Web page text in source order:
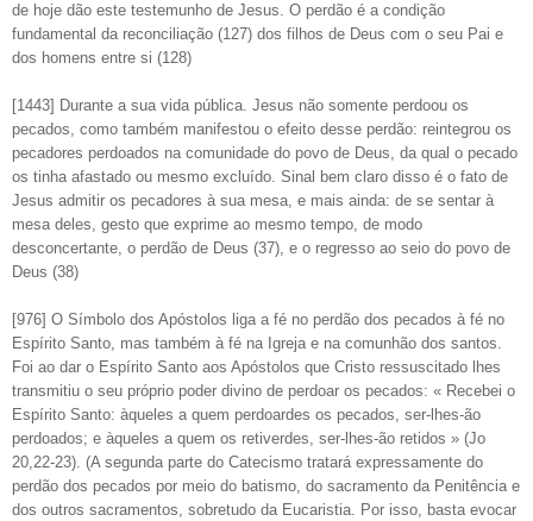
de hoje dão este testemunho de Jesus. O perdão é a condição
fundamental da reconciliação (127) dos filhos de Deus com o seu Pai e
dos homens entre si (128)
[1443] Durante a sua vida pública. Jesus não somente perdoou os
pecados, como também manifestou o efeito desse perdão: reintegrou os
pecadores perdoados na comunidade do povo de Deus, da qual o pecado
os tinha afastado ou mesmo excluído. Sinal bem claro disso é o fato de
Jesus admitir os pecadores à sua mesa, e mais ainda: de se sentar à
mesa deles, gesto que exprime ao mesmo tempo, de modo
desconcertante, o perdão de Deus (37), e o regresso ao seio do povo de
Deus (38)
[976] O Símbolo dos Apóstolos liga a fé no perdão dos pecados à fé no
Espírito Santo, mas também à fé na Igreja e na comunhão dos santos.
Foi ao dar o Espírito Santo aos Apóstolos que Cristo ressuscitado lhes
transmitiu o seu próprio poder divino de perdoar os pecados: « Recebei o
Espírito Santo: àqueles a quem perdoardes os pecados, ser-lhes-ão
perdoados; e àqueles a quem os retiverdes, ser-lhes-ão retidos » (Jo
20,22-23). (A segunda parte do Catecismo tratará expressamente do
perdão dos pecados por meio do batismo, do sacramento da Penitência e
dos outros sacramentos, sobretudo da Eucaristia. Por isso, basta evocar